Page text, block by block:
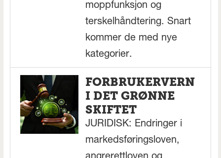
moppfunksjon og
terskelhåndtering. Snart
kommer de med nye
kategorier.
FORBRUKERVERN
I DET GRØNNE
SKIFTET
JURIDISK: Endringer i
markedsføringsloven,